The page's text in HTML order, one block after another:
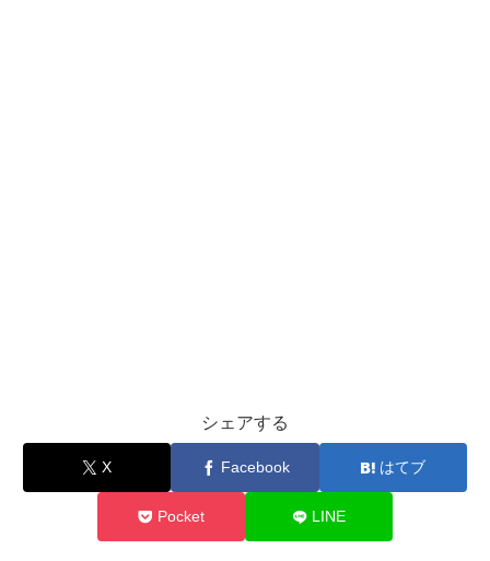
シェアする
X Facebook はてブ
Pocket LINE